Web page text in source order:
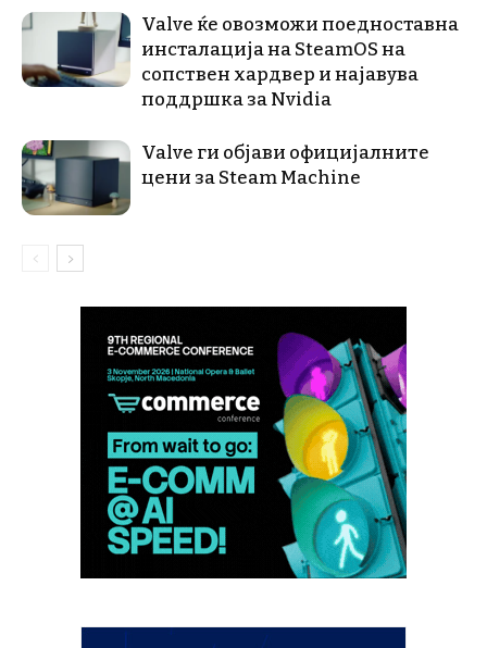
Valve ќе овозможи поедноставна
инсталација на SteamOS на
сопствен хардвер и најавува
поддршка за Nvidia
Valve ги објави официјалните
цени за Steam Machine